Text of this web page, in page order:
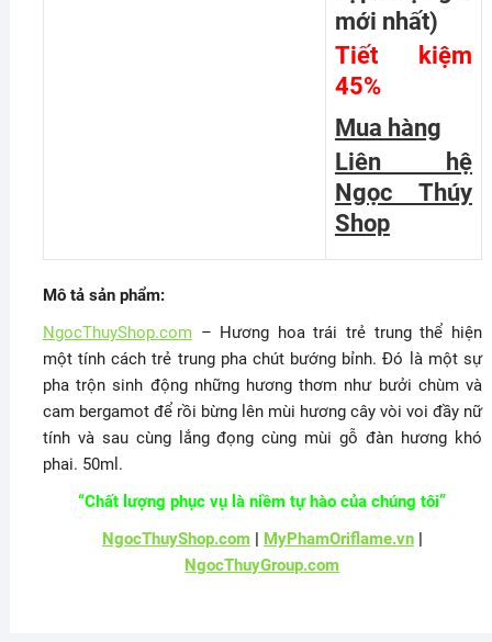
mới nhất)
Tiết kiệm
45%
Mua hàng
Liên hệ
Ngọc Thúy
Shop
Mô tả sản phẩm:
NgocThuyShop.com– Hương hoa trái trẻ trung thể hiện
một tính cách trẻ trung pha chút bướng bỉnh. Đó là một sự
pha trộn sinh động những hương thơm như bưởi chùm và
cam bergamot để rồi bừng lên mùi hương cây vòi voi đầy nữ
tính và sau cùng lắng đọng cùng mùi gỗ đàn hương khó
phai. 50ml.
“Chất lượng phục vụ là niềm tự hào của chúng tôi”
NgocThuyShop.com| MyPhamOriflame.vn|
NgocThuyGroup.com